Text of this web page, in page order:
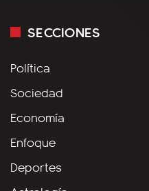
SECCIONES
Política
Sociedad
Economía
Enfoque
Deportes